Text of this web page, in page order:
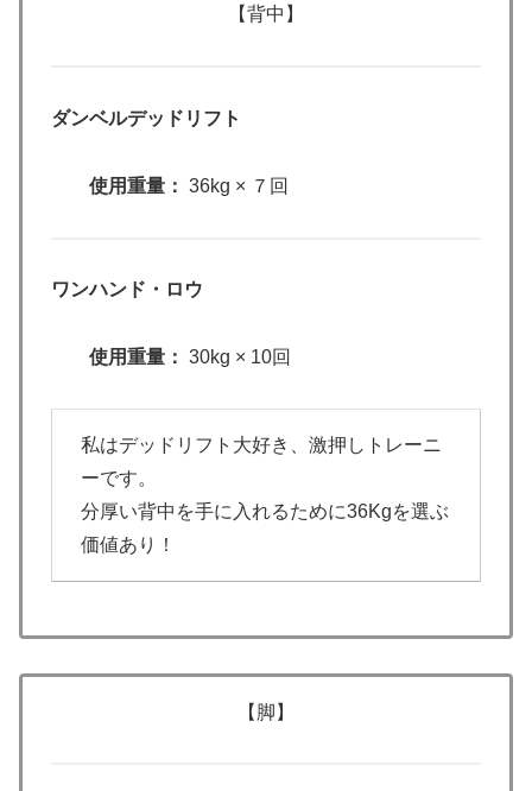
【背中】
ダンベルデッドリフト
使用重量： 36kg × ７回
ワンハンド・ロウ
使用重量： 30kg × 10回
私はデッドリフト大好き、激押しトレーニ
ーです。
分厚い背中を手に入れるために36Kgを選ぶ
価値あり！
【脚】